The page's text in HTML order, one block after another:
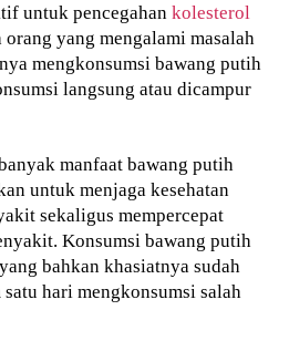
untuk pencegahankolesterol
yang mengalami masalah
mengkonsumsi bawang putih
langsung atau dicampur
manfaat bawang putih
untuk menjaga kesehatan
sekaligus mempercepat
Konsumsi bawang putih
bahkan khasiatnya sudah
hari mengkonsumsi salah